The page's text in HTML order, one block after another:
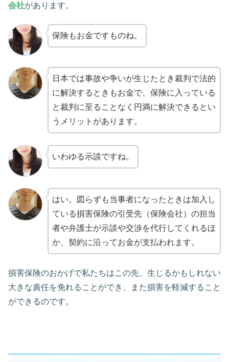
会社があります。
保険もお金ですものね。
日本では事故や争いが生じたとき裁判で法的
に解決するときもお金で、保険に入っている
と裁判に至ることなく円満に解決できるとい
うメリットがあります。
いわゆる示談ですね。
はい。図らずも当事者になったときは加入し
ている損害保険の引受先（保険会社）の担当
者や弁護士が示談や交渉を代行してくれるほ
か、契約に沿ってお金が支払われます。
損害保険のおかげで私たちはこの先、生じるかもしれない
大きな責任を免れることができ、また損害を軽減すること
ができるのです。